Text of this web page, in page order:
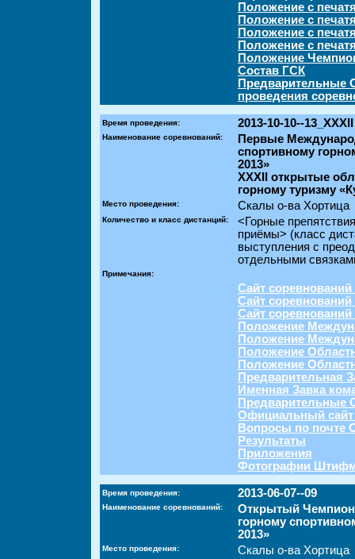
Положение с
Положение с
Положение с
Положение с
Положение
Состав ГСК
Предварительные
проведения
Время проведения: 2013-10-10--13_XXXII
Наименование соревнований:
Первые
спортивному
2013»
XXXII открытые
горному туризму
Место проведения: Скалы о-ва Хортица
Количество и класс дистанций:
<Горные
приёмы> (класс
выступления с
отдельными
Примечания:
Сайт соревнований
Сайт соревнований
Сайт соревнований
Положение
Положение
Положение
Положение
Предварительная
Именная Завка
Предварительные
Официальный сайт
Вопросы по почте
Результаты
Приложения
Фотографии
Время проведения: 2013-06-07--09
Наименование соревнований:
Открытый
горному
2013»
Место проведения: Скалы о-ва Хортица